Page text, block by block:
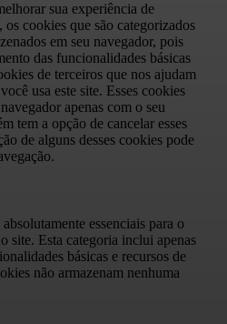
sua experiência de
os cookies que são categorizados
em seu navegador, pois
das funcionalidades básicas
de terceiros que nos ajudam
usa este site. Esses cookies
apenas com o seu
tem a opção de cancelar esses
de alguns desses cookies pode
essenciais para o
site. Esta categoria inclui apenas
básicas e recursos de
não armazenam nenhuma